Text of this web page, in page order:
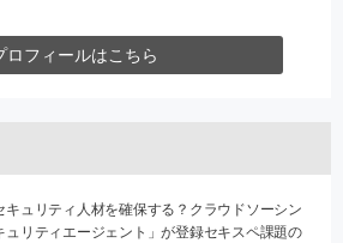
ロフィールはこちら
キュリティ人材を確保する？クラウドソーシン
ュリティエージェント」が登録セキスペ課題の